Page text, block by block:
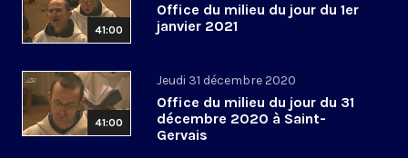
41:00
Office du milieu du jour du 1er
janvier 2021
41:00
Jeudi 31 décembre 2020
Office du milieu du jour du 31
décembre 2020 à Saint-
Gervais